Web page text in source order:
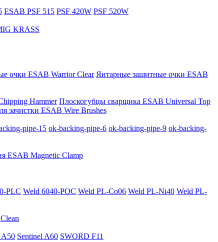
ESAB PSF 515 PSF 420W PSF 520W
KRASS
очки ESAB Warrior Clear Янтарные защитные очки ESAB
Hammer Плоскогубцы сварщика ESAB Universal Top
зачистки ESAB Wire Brushes
pipe-15 ok-backing-pipe-6 ok-backing-pipe-9 ok-backing-
ESAB Magnetic Clamp
PLС Weld 6040-POC Weld PL-Co06 Weld PL-Ni40 Weld PL-
A50 Sentinel A60 SWORD F11